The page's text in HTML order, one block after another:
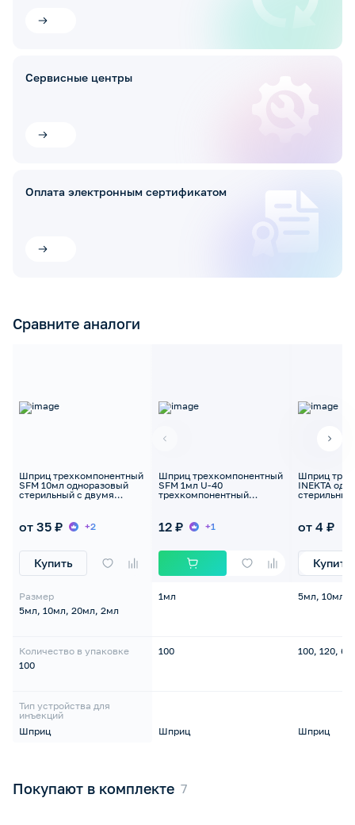
Сервисные центры
Оплата электронным сертификатом
Сравните аналоги
Шприц трехкомпонентный
SFM 10мл одноразовый
стерильный с двумя
от 35 ₽ +2
Купить
Размер
5мл, 10мл, 20мл, 2мл
Количество в упаковке
100
Тип устройства для
инъекций
Шприц
Шприц трехкомпонентный
SFM 1мл U-40
трехкомпонентный
100шт
12 ₽ +1
1мл
100
Шприц
Шприц
INEKTA
от 4 ₽
Купить
5мл, 10мл,
100, 120, 60
Шприц
Покупают в комплекте